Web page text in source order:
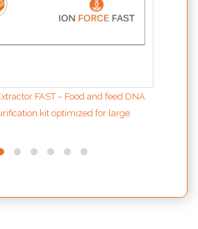
FAST – Food and feed DNA
kit optimized for large